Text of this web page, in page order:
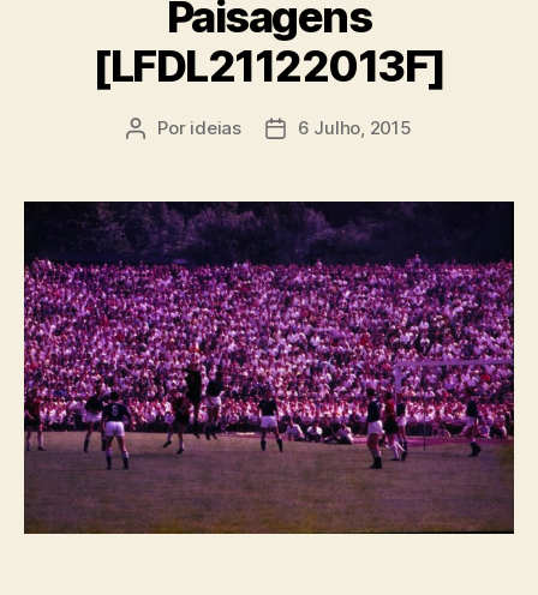
Paisagens
[LFDL21122013F]
Autor
Por ideias
Data6 Julho, 2015